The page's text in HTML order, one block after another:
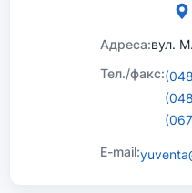
Адреса:вул.
Тел./факс:
E-mail: